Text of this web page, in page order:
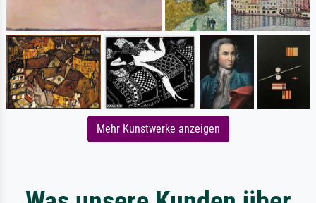
Mehr Kunstwerke anzeigen